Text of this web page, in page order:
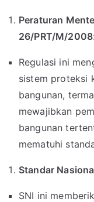
Peraturan
26/PRT/M/2008:
Regulasi ini
sistem proteksi
bangunan,
mewajibkan
bangunan
mematuhi
Standar
SNI ini